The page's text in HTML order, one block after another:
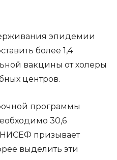
эпидемии
более 1,4
вакцины от холеры
центров.
программы
30,6
призывает
выделить эти